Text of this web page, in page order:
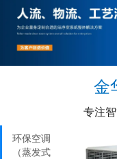
金
专注
环保空调
（蒸发式